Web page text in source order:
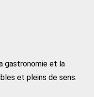
gastronomie et la
et pleins de sens.